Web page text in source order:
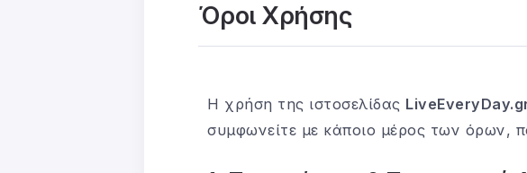
Όροι Χρήσης
Η χρήση της ιστοσελίδας
συμφωνείτε με κάποιο μέρος των όρων,